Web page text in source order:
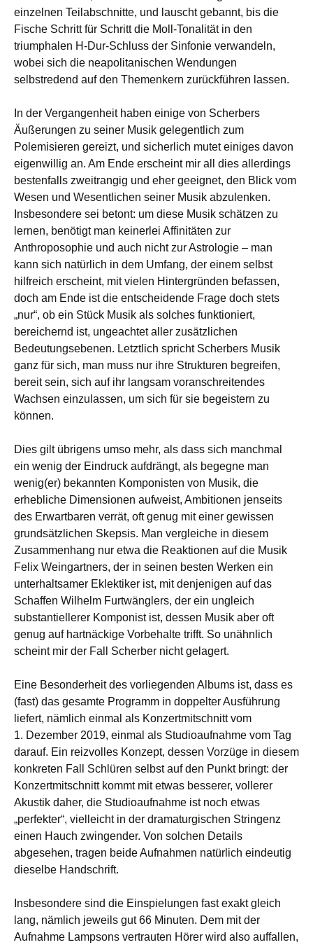
einzelnen Teilabschnitte, und lauscht gebannt, bis die
Fische Schritt für Schritt die Moll-Tonalität in den
triumphalen H-Dur-Schluss der Sinfonie verwandeln,
wobei sich die neapolitanischen Wendungen
selbstredend auf den Themenkern zurückführen lassen.
In der Vergangenheit haben einige von Scherbers
Äußerungen zu seiner Musik gelegentlich zum
Polemisieren gereizt, und sicherlich mutet einiges davon
eigenwillig an. Am Ende erscheint mir all dies allerdings
bestenfalls zweitrangig und eher geeignet, den Blick vom
Wesen und Wesentlichen seiner Musik abzulenken.
Insbesondere sei betont: um diese Musik schätzen zu
lernen, benötigt man keinerlei Affinitäten zur
Anthroposophie und auch nicht zur Astrologie – man
kann sich natürlich in dem Umfang, der einem selbst
hilfreich erscheint, mit vielen Hintergründen befassen,
doch am Ende ist die entscheidende Frage doch stets
„nur“, ob ein Stück Musik als solches funktioniert,
bereichernd ist, ungeachtet aller zusätzlichen
Bedeutungsebenen. Letztlich spricht Scherbers Musik
ganz für sich, man muss nur ihre Strukturen begreifen,
bereit sein, sich auf ihr langsam voranschreitendes
Wachsen einzulassen, um sich für sie begeistern zu
können.
Dies gilt übrigens umso mehr, als dass sich manchmal
ein wenig der Eindruck aufdrängt, als begegne man
wenig(er) bekannten Komponisten von Musik, die
erhebliche Dimensionen aufweist, Ambitionen jenseits
des Erwartbaren verrät, oft genug mit einer gewissen
grundsätzlichen Skepsis. Man vergleiche in diesem
Zusammenhang nur etwa die Reaktionen auf die Musik
Felix Weingartners, der in seinen besten Werken ein
unterhaltsamer Eklektiker ist, mit denjenigen auf das
Schaffen Wilhelm Furtwänglers, der ein ungleich
substantiellerer Komponist ist, dessen Musik aber oft
genug auf hartnäckige Vorbehalte trifft. So unähnlich
scheint mir der Fall Scherber nicht gelagert.
Eine Besonderheit des vorliegenden Albums ist, dass es
(fast) das gesamte Programm in doppelter Ausführung
liefert, nämlich einmal als Konzertmitschnitt vom
1. Dezember 2019, einmal als Studioaufnahme vom Tag
darauf. Ein reizvolles Konzept, dessen Vorzüge in diesem
konkreten Fall Schlüren selbst auf den Punkt bringt: der
Konzertmitschnitt kommt mit etwas besserer, vollerer
Akustik daher, die Studioaufnahme ist noch etwas
„perfekter“, vielleicht in der dramaturgischen Stringenz
einen Hauch zwingender. Von solchen Details
abgesehen, tragen beide Aufnahmen natürlich eindeutig
dieselbe Handschrift.
Insbesondere sind die Einspielungen fast exakt gleich
lang, nämlich jeweils gut 66 Minuten. Dem mit der
Aufnahme Lampsons vertrauten Hörer wird also auffallen,